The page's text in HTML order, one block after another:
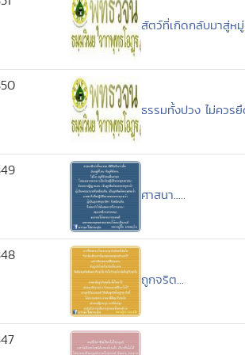
สัตว์ที่เกิดกลับมาสู่ห
ธรรมทั้งปวง ไม่ควร
ศาสนา.....
ถูกจริต...